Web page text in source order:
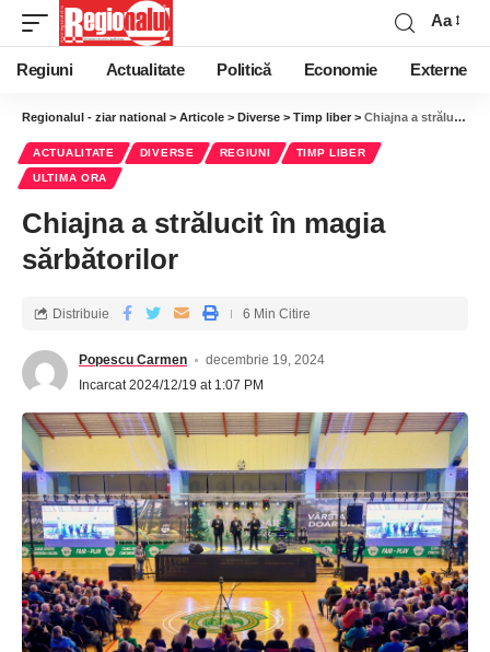
Aa
Regiuni Actualitate Politică Economie Externe
Regionalul - ziar national > Articole > Diverse > Timp liber > Chiajna a strălucit în magia sărbătorilor
ACTUALITATE DIVERSE REGIUNI TIMP LIBER
ULTIMA ORA
Chiajna a strălucit în magia
sărbătorilor
Popescu Carmen
decembrie 19, 2024
Incarcat 2024/12/19 at 1:07 PM
Distribuie 6 Min Citire